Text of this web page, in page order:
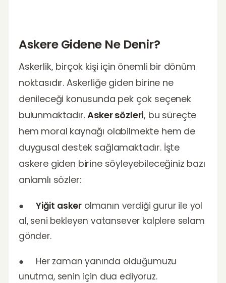
Askere Gidene Ne Denir?
Askerlik, birçok kişi için önemli bir dönüm
noktasıdır. Askerliğe giden birine ne
denileceği konusunda pek çok seçenek
bulunmaktadır.Asker sözleri, bu süreçte
hem moral kaynağı olabilmekte hem de
duygusal destek sağlamaktadır. İşte
askere giden birine söyleyebileceğiniz bazı
anlamlı sözler:
● Yiğit asker olmanın verdiği gurur ile yol
al, seni bekleyen vatansever kalplere selam
gönder.
● Her zaman yanında olduğumuzu
unutma, senin için dua ediyoruz.